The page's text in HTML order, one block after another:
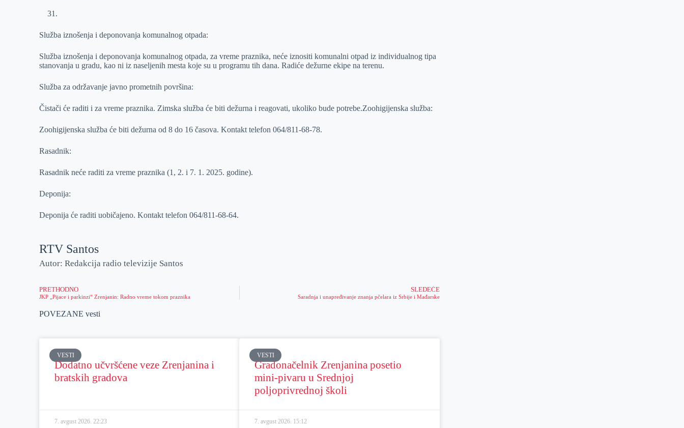
Služba iznošenja i deponovanja komunalnog otpada:
Služba iznošenja i deponovanja komunalnog otpada, za vreme praznika, neće iznositi komunalni otpad iz individualnog tipa
stanovanja u gradu, kao ni iz naseljenih mesta koje su u programu tih dana. Radiće dežurne ekipe na terenu.
Služba za održavanje javno prometnih površina:
Čistači će raditi i za vreme praznika. Zimska služba će biti dežurna i reagovati, ukoliko bude potrebe.Zoohigijenska služba:
Zoohigijenska služba će biti dežurna od 8 do 16 časova. Kontakt telefon 064/811-68-78.
Rasadnik:
Rasadnik neće raditi za vreme praznika (1, 2. i 7. 1. 2025. godine).
Deponija:
Deponija će raditi uobičajeno. Kontakt telefon 064/811-68-64.
RTV Santos
Autor: Redakcija radio televizije Santos
PRETHODNO
JKP „Pijace i parkinzi“ Zrenjanin: Radno vreme tokom praznika
SLEDEĆE
Saradnja i unapređivanje znanja pčelara iz Srbije i Mađarske
POVEZANE vesti
VESTI
Dodatno učvršćene veze Zrenjanina i
bratskih gradova
7. avgust 2026. 22:23
VESTI
Gradonačelnik Zrenjanina posetio
mini-pivaru u Srednjoj
poljoprivrednoj školi
7. avgust 2026. 15:12